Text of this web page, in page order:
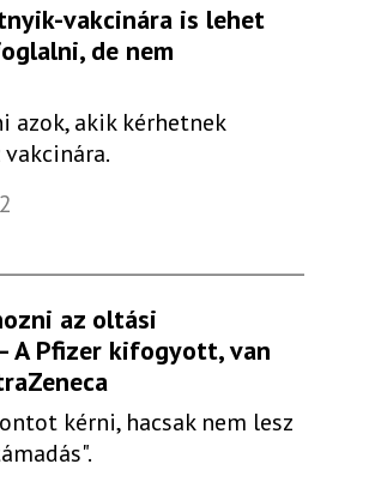
vakcinára is lehet
de nem
azok, akik kérhetnek
az oltási
A Pfizer kifogyott, van
kérni, hacsak nem lesz